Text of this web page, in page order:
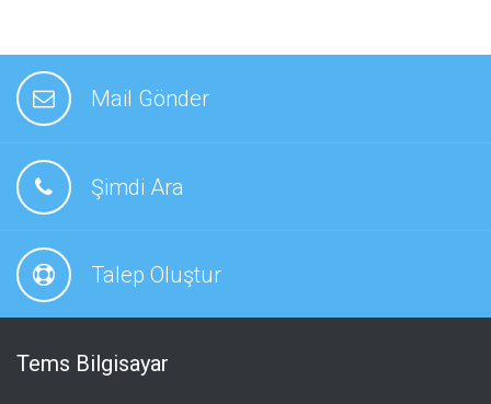
Mail Gönder
Şimdi Ara
Talep Oluştur
Tems Bilgisayar